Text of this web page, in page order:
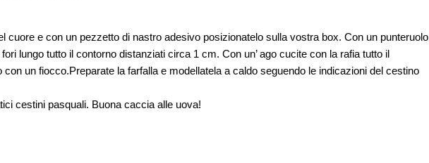
cuore e con un pezzetto di nastro adesivo posizionatelo sulla vostra box. Con un punteruolo
fori lungo tutto il contorno distanziati circa 1 cm. Con un’ ago cucite con la rafia tutto il
con un fiocco.Preparate la farfalla e modellatela a caldo seguendo le indicazioni del cestino
cestini pasquali. Buona caccia alle uova!